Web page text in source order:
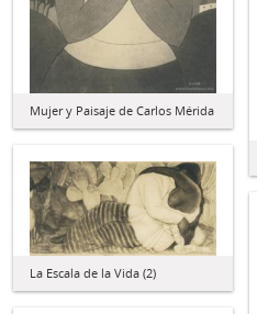
Mujer y Paisaje de Carlos Mérida
La Escala de la Vida (2)